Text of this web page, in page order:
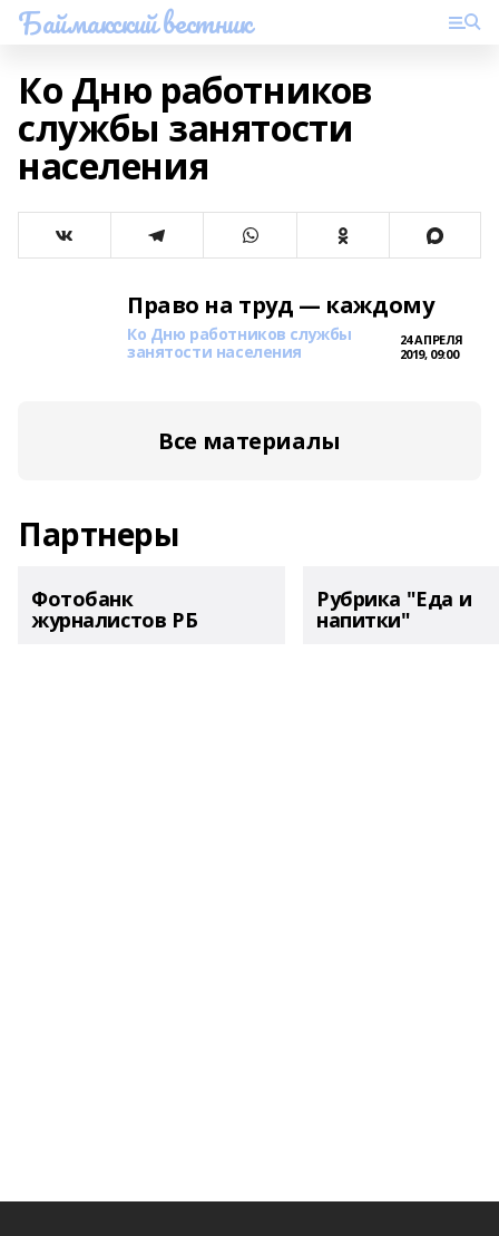
Баймакский вестник
Ко Дню работников
службы занятости
населения
Право на труд — каждому
Ко Дню работников службы
занятости населения
24 АПРЕЛЯ
2019, 09:00
Все материалы
Партнеры
Фотобанк
журналистов РБ
Рубрика "Еда и
напитки"